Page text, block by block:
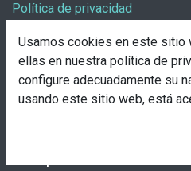
Política de privacidad
Información /
Abre tu tienda
Pasos para abrir tu tienda
Usamos cookies en este sitio
ellas en nuestra política de
configure adecuadamente su
usando este sitio web, está